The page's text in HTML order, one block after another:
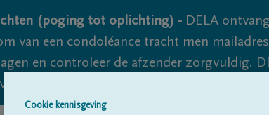
(poging tot oplichting) - DELA
van een condoléance tracht men
en controleer de afzender zorgvuldig.
echter nooit volledig uit te sluiten, dus
Cookie kennisgeving